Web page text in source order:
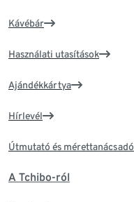
Kávébár
Használati utasítások
Ajándékkártya
Hírlevél
Útmutató és mérettanácsadó
A Tchibo-ról